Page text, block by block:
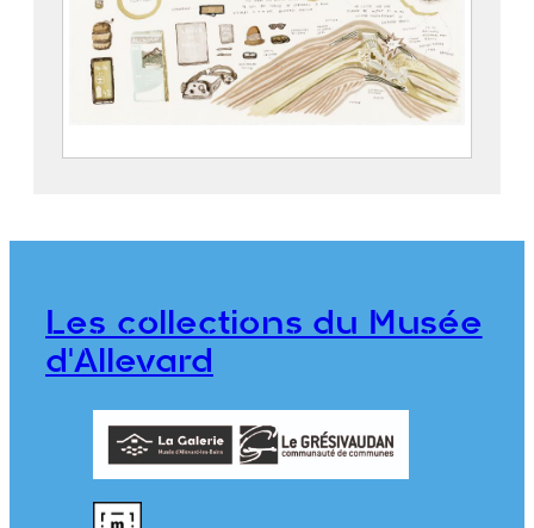
Zone Blanche – La rumination
Les collections du Musée
d'Allevard